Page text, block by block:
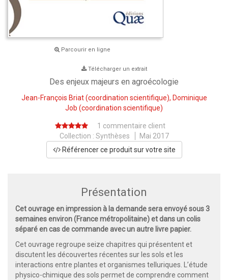
Parcourir en ligne
Télécharger un extrait
Des enjeux majeurs en agroécologie
Jean-François Briat(coordination scientifique), Dominique
Job (coordination scientifique)
1 commentaire client
Collection : Synthèses
Mai 2017
Référencer ce produit sur votre site
Présentation
Cet ouvrage en impression à la demande sera envoyé sous 3
semaines environ (France métropolitaine) et dans un colis
séparé en cas de commande avec un autre livre papier.
Cet ouvrage regroupe seize chapitres qui présentent et
discutent les découvertes récentes sur les sols et les
interactions entre plantes et organismes telluriques. L’étude
physico-chimique des sols permet de comprendre comment